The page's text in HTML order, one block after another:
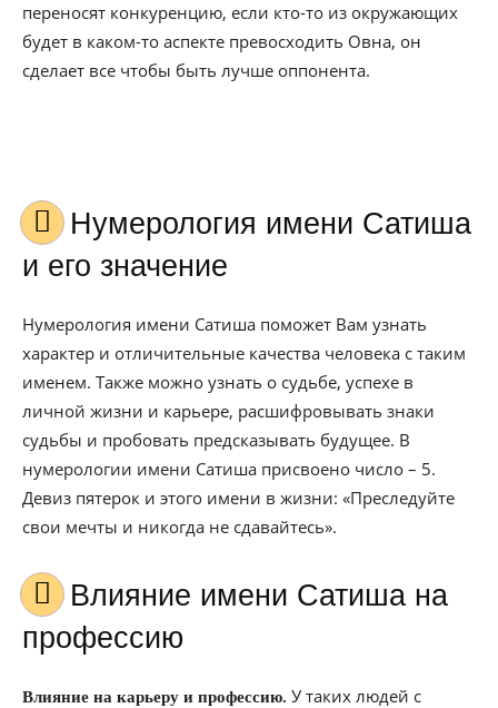
переносят конкуренцию, если кто-то из окружающих
будет в каком-то аспекте превосходить Овна, он
сделает все чтобы быть лучше оппонента.
Нумерология имени Сатиша
и его значение
Нумерология имени Сатиша поможет Вам узнать
характер и отличительные качества человека с таким
именем. Также можно узнать о судьбе, успехе в
личной жизни и карьере, расшифровывать знаки
судьбы и пробовать предсказывать будущее. В
нумерологии имени Сатиша присвоено число – 5.
Девиз пятерок и этого имени в жизни: «Преследуйте
свои мечты и никогда не сдавайтесь».
Влияние имени Сатиша на
профессию
Влияние на карьеру и профессию. У таких людей с